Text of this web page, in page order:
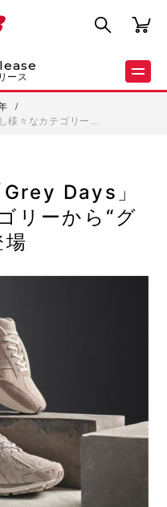
ース
/
様々なカテゴリー…
Days」
リーから“グ
場